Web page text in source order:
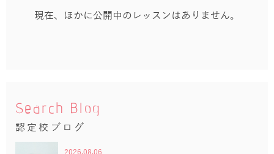
現在、ほかに公開中のレッスンはありません。
Search Blog
認定校ブログ
2026.08.06